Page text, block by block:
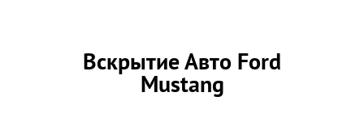
Вскрытие Авто Ford
Mustang